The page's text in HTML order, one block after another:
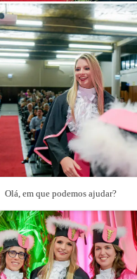
Olá, em que podemos ajudar?